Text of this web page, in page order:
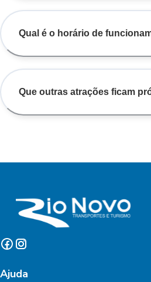
Qual é o horário de
Que outras atrações ficam
Ajuda